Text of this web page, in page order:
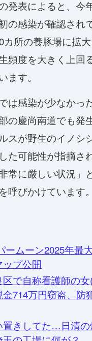
発表によると、今
の感染が確認され
カ所の養豚場に拡
頻度を大きく上回
ます。
は感染が少なかっ
の慶尚南道でも発
スが野生のイノシ
た可能性が指摘さ
常に厳しい状況」
呼びかけています。
ームーン2025年
ップ公開
で自称看護師の
714万円窃盗、防
置きしてた…日清の